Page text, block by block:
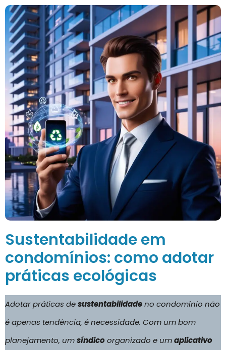
Sustentabilidade em
condomínios: como adotar
práticas ecológicas
Adotar práticas desustentabilidadeno condomínio não
é apenas tendência, é necessidade. Com um bom
planejamento, umsíndicoorganizado e umaplicativo